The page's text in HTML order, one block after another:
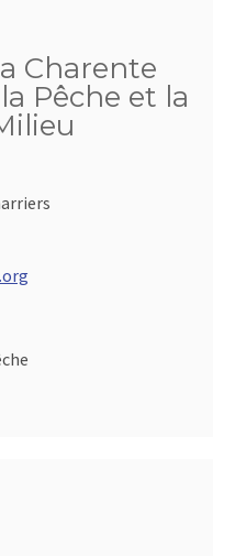
Charente
Pêche et la